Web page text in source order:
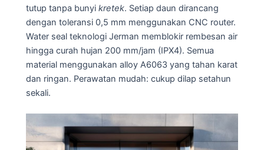
tutup tanpa bunyi kretek. Setiap daun dirancang
dengan toleransi 0,5 mm menggunakan CNC router.
Water seal teknologi Jerman memblokir rembesan air
hingga curah hujan 200 mm/jam (IPX4). Semua
material menggunakan alloy A6063 yang tahan karat
dan ringan. Perawatan mudah: cukup dilap setahun
sekali.